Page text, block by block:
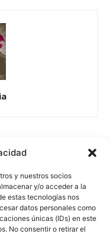
y nuestros socios
y/o acceder a la
estas tecnologías nos
datos personales como
únicas (IDs) en este
No consentir o retirar el
publicados bajo
reproducir y hacer
disponibles en